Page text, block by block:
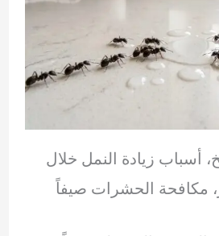
أسباب زيادة النمل خلال
مكافحة الحشرات صيفاً